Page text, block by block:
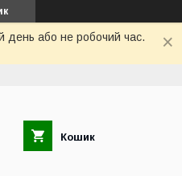
день або не робочий час.
Кошик